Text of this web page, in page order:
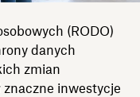
(RODO)
danych
zmian
inwestycje